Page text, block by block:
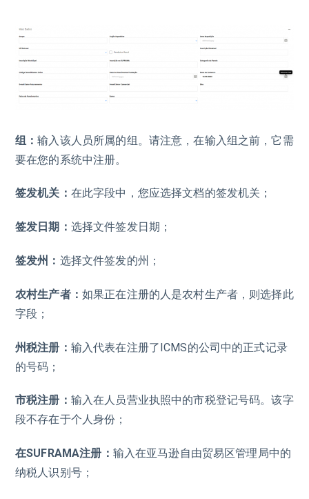
组：输入该人员所属的组。请注意，在输入组之前，它需
要在您的系统中注册。
签发机关： 在此字段中，您应选择文档的签发机关；
签发日期： 选择文件签发日期；
签发州： 选择文件签发的州；
农村生产者： 如果正在注册的人是农村生产者，则选择此
字段；
州税注册： 输入代表在注册了ICMS的公司中的正式记录
的号码；
市税注册： 输入在人员营业执照中的市税登记号码。该字
段不存在于个人身份；
在SUFRAMA注册： 输入在亚马逊自由贸易区管理局中的
纳税人识别号；